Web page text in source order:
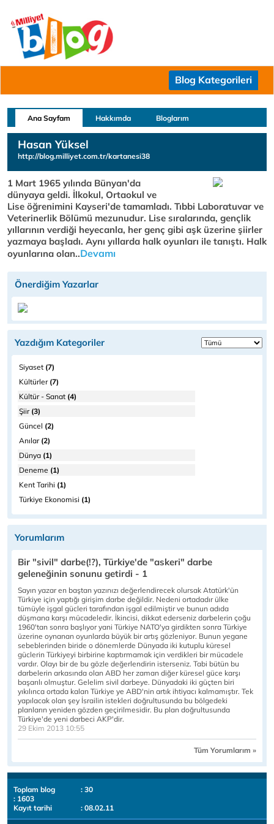
Blog Kategorileri
Ana Sayfam Hakkımda Bloglarım
Hasan Yüksel
http://blog.milliyet.com.tr/kartanesi38
1 Mart 1965 yılında Bünyan'da
dünyaya geldi. İlkokul, Ortaokul ve
Lise öğrenimini Kayseri'de tamamladı. Tıbbi Laboratuvar ve
Veterinerlik Bölümü mezunudur. Lise sıralarında, gençlik
yıllarının verdiği heyecanla, her genç gibi aşk üzerine şiirler
yazmaya başladı. Aynı yıllarda halk oyunları ile tanıştı. Halk
oyunlarına olan..Devamı
Önerdiğim Yazarlar
Yazdığım Kategoriler
Siyaset (7)
Kültürler(7)
Kültür - Sanat (4)
Şiir(3)
Güncel (2)
Anılar(2)
Dünya (1)
Deneme (1)
Kent Tarihi (1)
Türkiye Ekonomisi (1)
Yorumlarım
Bir "sivil" darbe(!?), Türkiye'de "askeri" darbe
geleneğinin sonunu getirdi - 1
Sayın yazar en baştan yazınızı değerlendirecek olursak Atatürk'ün
Türkiye için yaptığı girişim darbe değildir. Nedeni ortadadır ülke
tümüyle işgal gücleri tarafından işgal edilmiştir ve bunun adıda
düşmana karşı mücadeledir. İkincisi, dikkat ederseniz darbelerin çoğu
1960'tan sonra başlıyor yani Türkiye NATO'ya girdikten sonra Türkiye
üzerine oynanan oyunlarda büyük bir artış gözleniyor. Bunun yegane
sebeblerinden biride o dönemlerde Dünyada iki kutuplu küresel
güclerin Türkiyeyi birbirine kaptırmamak için verdikleri bir mücadele
vardır. Olayı bir de bu gözle değerlendirin isterseniz. Tabi bütün bu
darbelerin arkasında olan ABD her zaman diğer küresel güce karşı
başarılı olmuştur. Gelelim sivil darbeye. Dünyadaki iki güçten biri
yıkılınca ortada kalan Türkiye ye ABD'nin artık ihtiyacı kalmamıştır. Tek
yapılacak olan şey İsrailin istekleri doğrultusunda bu bölgedeki
planların yeniden gözden geçirilmesidir. Bu plan doğrultusunda
Türkiye'de yeni darbeci AKP'dir.
29 Ekim 2013 10:55
Tüm Yorumlarım »
Toplam blog
: 30
: 1603
Kayıt tarihi
: 08.02.11